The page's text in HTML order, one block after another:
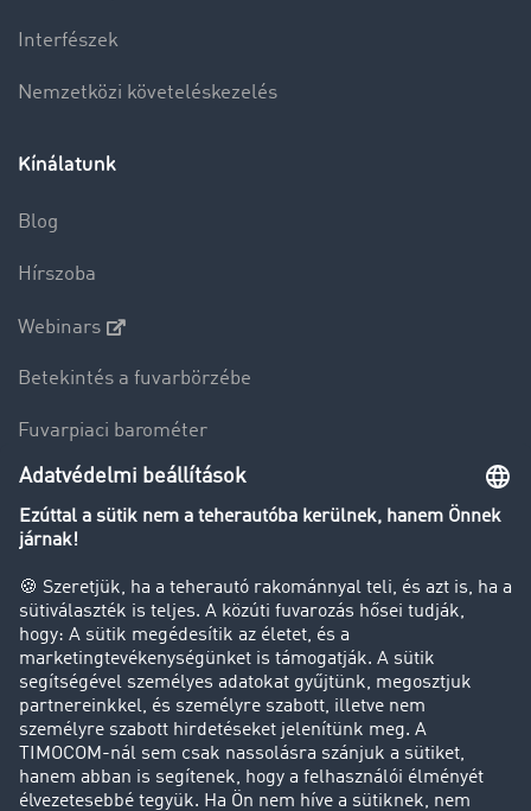
Interfészek
Nemzetközi követeléskezelés
Kínálatunk
Blog
Hírszoba
Webinars
Betekintés a fuvarbörzébe
Fuvarpiaci barométer
Transzportlexikon
Tehergépkocsi-forgalomkorlátozás
Cég
Sikertörténetek
Ügyfél hoz ügyfelet
Jogi információk